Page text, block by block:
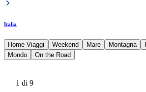
Italia
Home Viaggi Weekend Mare Montagna
Mondo
On the Road
1 di 9